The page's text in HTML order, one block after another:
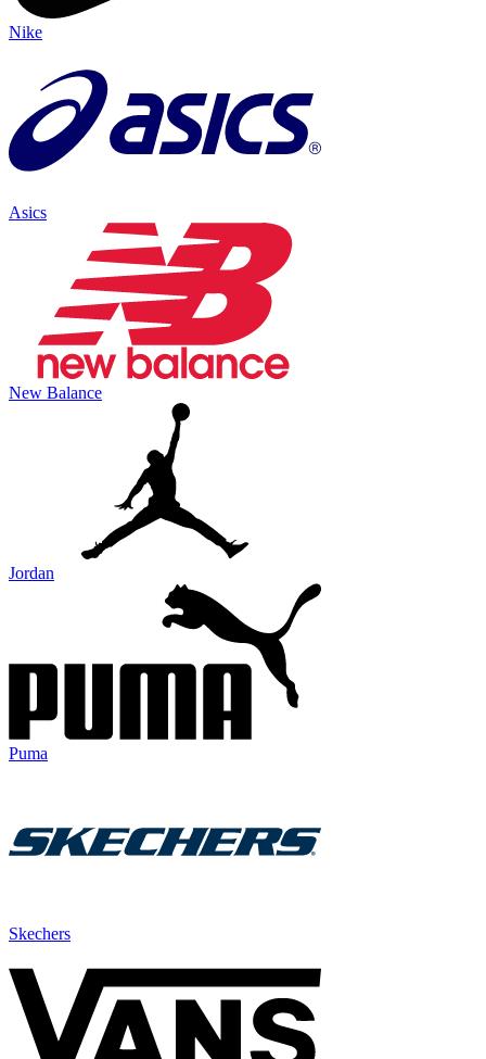
Nike
Asics
New Balance
Jordan
Puma
Skechers